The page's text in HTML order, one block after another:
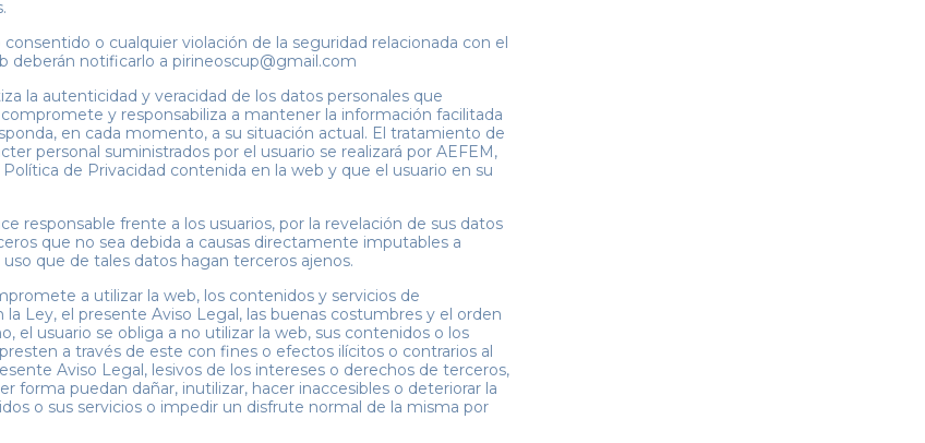
consentido o cualquier violación de la seguridad relacionada con el
deberán notificarlo a pirineoscup@gmail.com
la autenticidad y veracidad de los datos personales que
y responsabiliza a mantener la información facilitada
en cada momento, a su situación actual. El tratamiento de
personal suministrados por el usuario se realizará por AEFEM,
de Privacidad contenida en la web y que el usuario en su
responsable frente a los usuarios, por la revelación de sus datos
que no sea debida a causas directamente imputables a
uso que de tales datos hagan terceros ajenos.
a utilizar la web, los contenidos y servicios de
Ley, el presente Aviso Legal, las buenas costumbres y el orden
el usuario se obliga a no utilizar la web, sus contenidos o los
a través de este con fines o efectos ilícitos o contrarios al
Aviso Legal, lesivos de los intereses o derechos de terceros,
forma puedan dañar, inutilizar, hacer inaccesibles o deteriorar la
o sus servicios o impedir un disfrute normal de la misma por